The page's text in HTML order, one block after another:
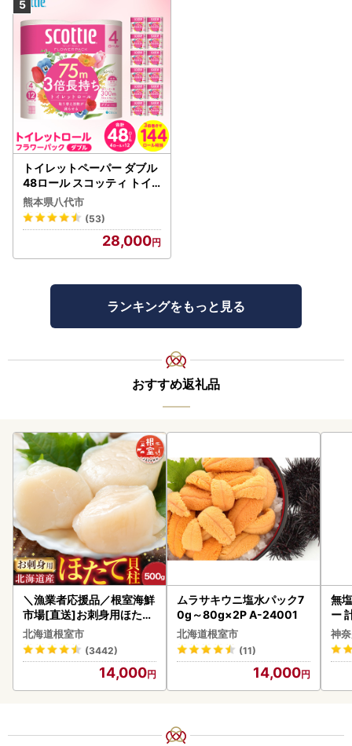
トイレットペーパー ダブル
48ロール スコッティ トイ
レット
熊本県八代市
(53)
28,000
ランキングをもっと見る
おすすめ返礼品
＼漁業者応援品／根室海鮮
市場[直送]お刺身用ほたて
貝柱500g A-28002
北海道根室市
(3442)
14,000
ムラサキウニ塩水パック7
0g～80g×2P A-24001
北海道根室市
(11)
14,000
無
ー
】
神